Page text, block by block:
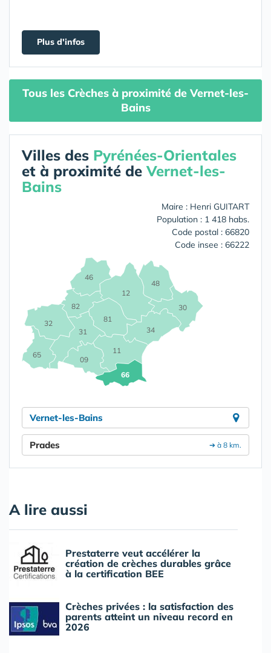
Plus d'infos
Tous les Crèches à proximité de Vernet-les-
Bains
Villes des Pyrénées-Orientales
et à proximité deVernet-les-
Bains
Maire : Henri GUITART
Population : 1 418 habs.
Code postal : 66820
Code insee : 66222
09
11
12
30
31
32
34
46
48
65
66
81
82
Vernet-les-Bains
➔ à 8 km.
Prades
A lire aussi
Prestaterre veut accélérer la
création de crèches durables grâce
à la certification BEE
Crèches privées : la satisfaction des
parents atteint un niveau record en
2026